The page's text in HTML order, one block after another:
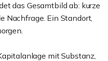
das Gesamtbild ab: kurze
Nachfrage. Ein Standort,
mit Substanz,